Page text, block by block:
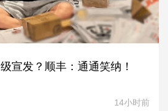
宣发？顺丰：通通笑纳！
14小时前